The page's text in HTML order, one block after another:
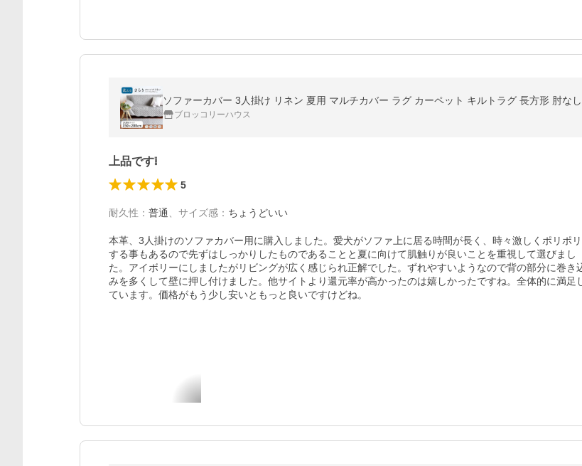
ブロッコリーハウス
上品です❕
5
耐久性 ： 普通 サイズ感 ： ちょうどいい
本革、3人掛けのソファカバー用に購入しました。愛犬がソファ上に居る時間が長く、時々激しくポリポリ
する事もあるので先ずはしっかりしたものであることと夏に向けて肌触りが良いことを重視して選びまし
た。アイボリーにしましたがリビングが広く感じられ正解でした。ずれやすいようなので背の部分に巻き
みを多くして壁に押し付けました。他サイトより還元率が高かったのは嬉しかったですね。全体的に満足
ています。価格がもう少し安いともっと良いですけどね。